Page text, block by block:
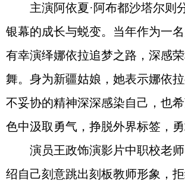
主演阿依夏·阿布都沙塔尔则
银幕的成长与蜕变。当年作为一
有幸演绎娜依拉追梦之路，深感
舞。身为新疆姑娘，她表示娜依拉
不妥协的精神深深感染自己，也
色中汲取勇气，挣脱外界标签，勇
演员王政饰演影片中职校老师
绍自己刻意跳出刻板教师形象，